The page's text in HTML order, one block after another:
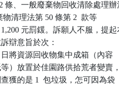
條、一般廢棄物回收清除處理辦
清理法第 50 條第 2  款等
元罰鍰。訴願人不服，提起
辯意旨於次：
將資源回收物集中成箱（內容
）放置於佳園路供拾荒者變賣，
獲的是 1  包垃圾，怎可因為袋